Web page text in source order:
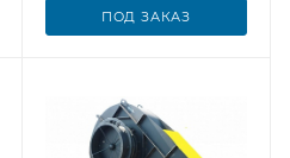
ПОД ЗАКАЗ